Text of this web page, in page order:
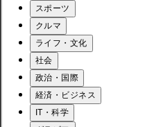
スポーツ
クルマ
ライフ・文化
社会
政治・国際
経済・ビジネス
IT・科学